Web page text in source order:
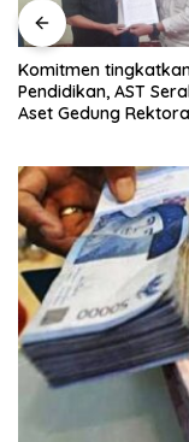
Komitmen
Pendidikan, AST
Aset Gedung